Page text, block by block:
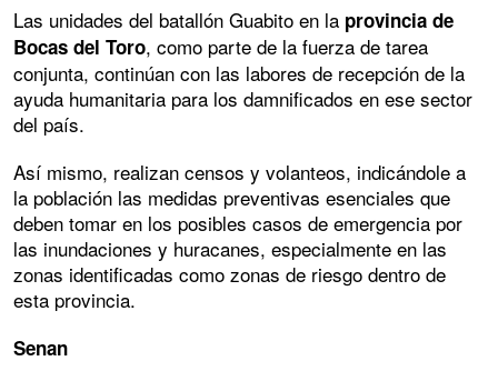
Las unidades del batallón Guabito en la provincia de
Bocas del Toro, como parte de la fuerza de tarea
conjunta, continúan con las labores de recepción de la
ayuda humanitaria para los damnificados en ese sector
del país.
Así mismo, realizan censos y volanteos, indicándole a
la población las medidas preventivas esenciales que
deben tomar en los posibles casos de emergencia por
las inundaciones y huracanes, especialmente en las
zonas identificadas como zonas de riesgo dentro de
esta provincia.
Senan